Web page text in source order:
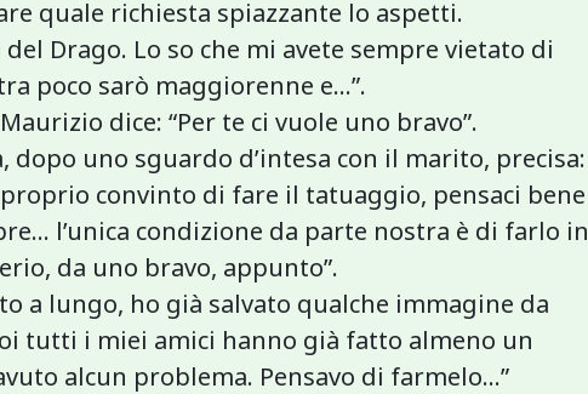
quale richiesta spiazzante lo aspetti.
Drago. Lo so che mi avete sempre vietato di
poco sarò maggiorenne e...”.
dice: “Per te ci vuole uno bravo”.
dopo uno sguardo d’intesa con il marito, precisa:
proprio convinto di fare il tatuaggio, pensaci bene
l’unica condizione da parte nostra è di farlo in
da uno bravo, appunto”.
a lungo, ho già salvato qualche immagine da
tutti i miei amici hanno già fatto almeno un
alcun problema. Pensavo di farmelo...”